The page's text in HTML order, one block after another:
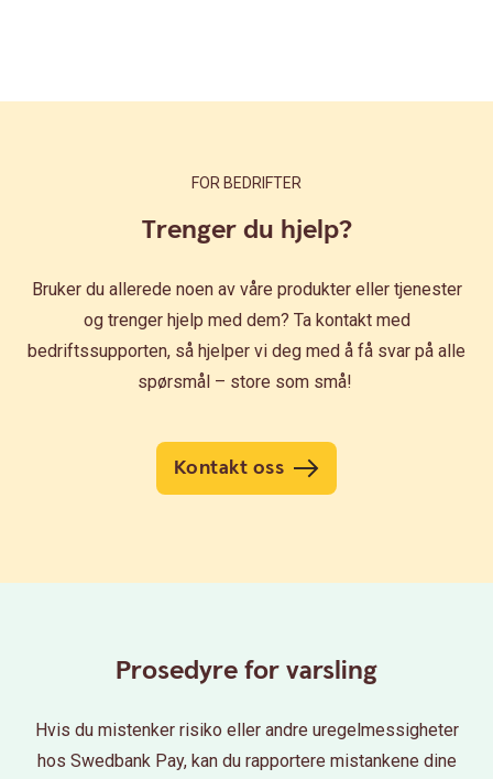
FOR BEDRIFTER
Trenger du hjelp?
Bruker du allerede noen av våre produkter eller tjenester
og trenger hjelp med dem? Ta kontakt med
bedriftssupporten, så hjelper vi deg med å få svar på alle
spørsmål – store som små!
Kontakt oss
Prosedyre for varsling
Hvis du mistenker risiko eller andre uregelmessigheter
hos Swedbank Pay, kan du rapportere mistankene dine